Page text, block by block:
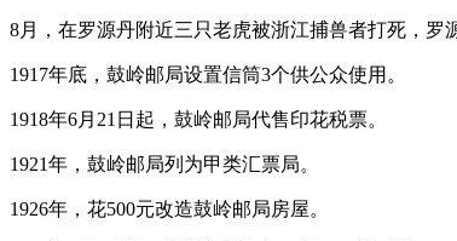
8月，在罗源丹附近三只老虎被浙江捕兽者打死，罗
1917年底，鼓岭邮局设置信筒3个供公众使用。
1918年6月21日起，鼓岭邮局代售印花税票。
1921年，鼓岭邮局列为甲类汇票局。
1926年，花500元改造鼓岭邮局房屋。